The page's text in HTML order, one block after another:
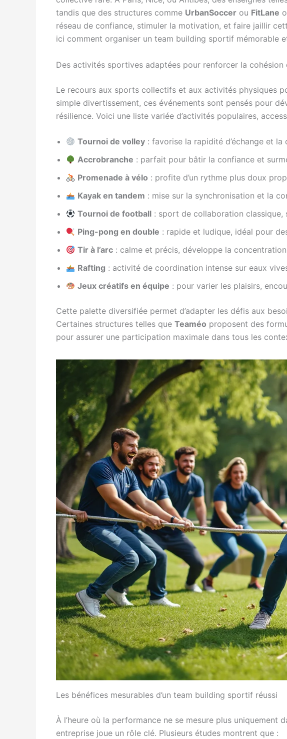
tandis que des structures comme UrbanSoccer ou FitLane
réseau de confiance, stimuler la motivation, et faire jaillir
ici comment organiser un team building sportif mémorable
Des activités sportives adaptées pour renforcer la cohésion
Le recours aux sports collectifs et aux activités physiques
simple divertissement, ces événements sont pensés pour
résilience. Voici une liste variée d’activités populaires,
Tournoi de volley : favorise la rapidité d’échange et
Accrobranche : parfait pour bâtir la confiance et
Promenade à vélo : profite d’un rythme plus doux
Kayak en tandem : mise sur la synchronisation et la
Tournoi de football : sport de collaboration
Ping-pong en double : rapide et ludique, idéal pour
Tir à l’arc : calme et précis, développe la
Rafting : activité de coordination intense sur eaux
Jeux créatifs en équipe : pour varier les plaisirs,
Cette palette diversifiée permet d’adapter les défis aux
Certaines structures telles que Teaméo proposent des
pour assurer une participation maximale dans tous les
Les bénéfices mesurables d’un team building sportif réussi
À l’heure où la performance ne se mesure plus
entreprise joue un rôle clé. Plusieurs études montrent que :